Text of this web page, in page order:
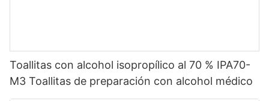
Toallitas con alcohol isopropílico al 70 % IPA70-
M3 Toallitas de preparación con alcohol médico